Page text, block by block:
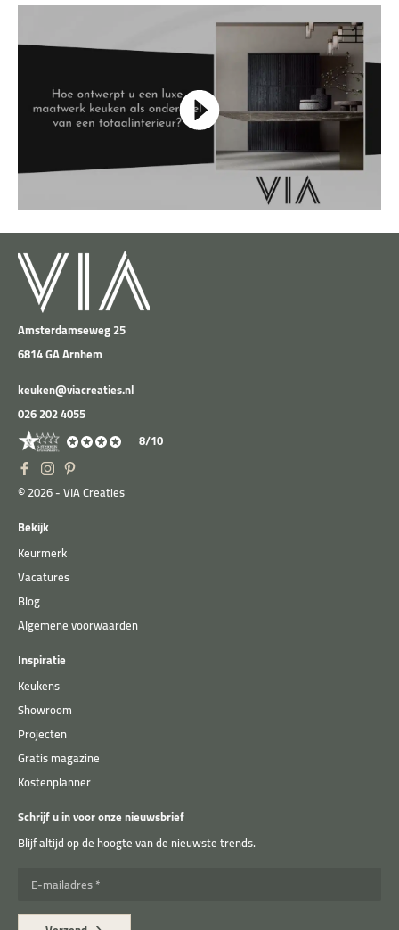
Amsterdamseweg 25
6814 GA Arnhem
keuken@viacreaties.nl
026 202 4055
8/10
© 2026 - VIA Creaties
Bekijk
Keurmerk
Vacatures
Blog
Algemene voorwaarden
Inspiratie
Keukens
Showroom
Projecten
Gratis magazine
Kostenplanner
Schrijf u in voor onze nieuwsbrief
Blijf altijd op de hoogte van de nieuwste trends.
E-mailadres *